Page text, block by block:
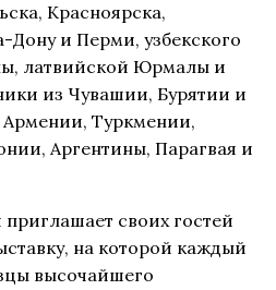
Красноярска,
Дону и Перми, узбекского
латвийской Юрмалы и
из Чувашии, Бурятии и
Армении, Туркмении,
Аргентины, Парагвая и
своих гостей
на которой каждый
высочайшего